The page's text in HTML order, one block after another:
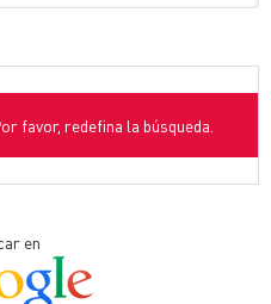
favor, redefina la búsqueda.
en